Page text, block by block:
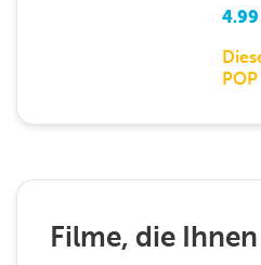
4.99
Filme, die